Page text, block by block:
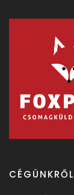
CÉGÜNKRŐL